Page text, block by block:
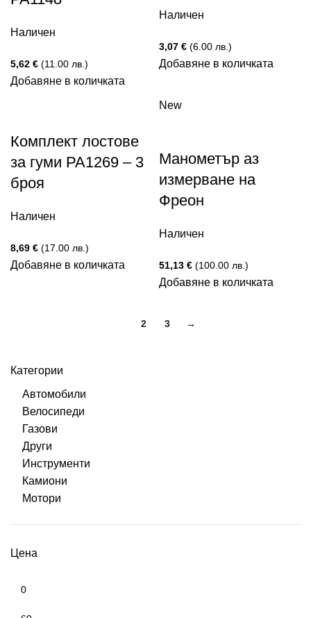
Категории
Автомобили
Велосипеди
Газови
Други
Инструменти
Камиони
Мотори
Цена
Наличен
5,62 € (11.00 лв.)
Добавяне в количката
Наличен
3,07 € (6.00 лв.)
Добавяне в количката
Комплект лостове
за гуми PA1269 – 3
броя
Наличен
8,69 € (17.00 лв.)
Добавяне в количката
New
Манометър аз
измерване на
Фреон
Наличен
51,13 € (100.00 лв.)
Добавяне в количката
2 3 →